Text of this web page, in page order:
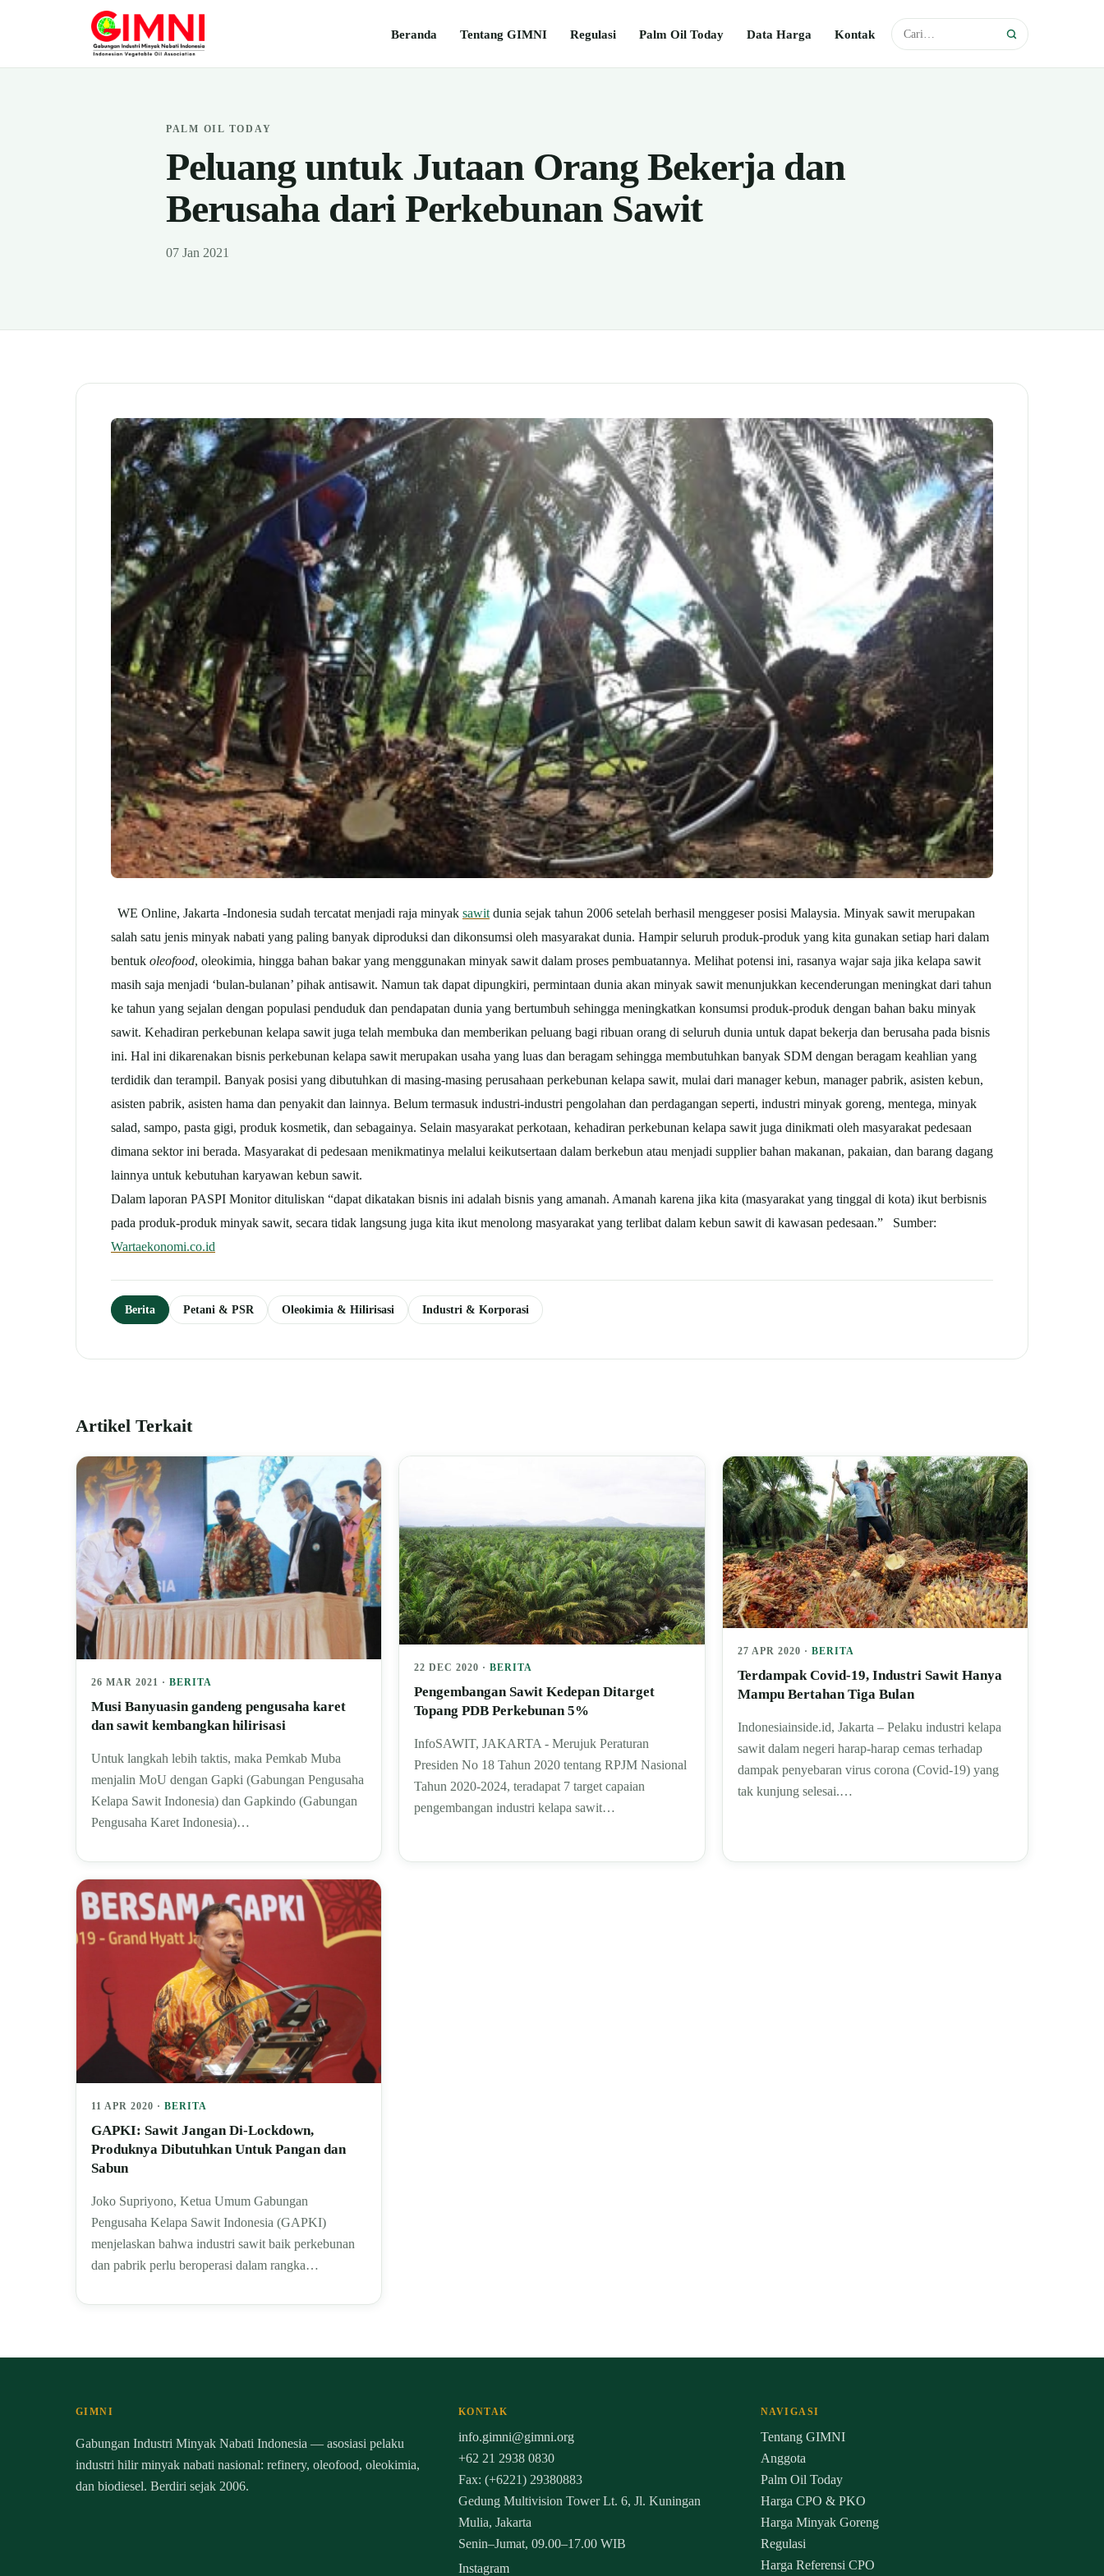
Beranda Tentang GIMNI Regulasi Palm Oil Today Data Harga Kontak
PALM OIL TODAY
Peluang untuk Jutaan Orang Bekerja dan
Berusaha dari Perkebunan Sawit
07 Jan 2021
WE Online, Jakarta -Indonesia sudah tercatat menjadi raja minyak sawitdunia sejak tahun 2006 setelah berhasil menggeser posisi Malaysia. Minyak sawit merupakan
salah satu jenis minyak nabati yang paling banyak diproduksi dan dikonsumsi oleh masyarakat dunia. Hampir seluruh produk-produk yang kita gunakan setiap hari dalam
bentuk oleofood, oleokimia, hingga bahan bakar yang menggunakan minyak sawit dalam proses pembuatannya. Melihat potensi ini, rasanya wajar saja jika kelapa sawit
masih saja menjadi ‘bulan-bulanan’ pihak antisawit. Namun tak dapat dipungkiri, permintaan dunia akan minyak sawit menunjukkan kecenderungan meningkat dari tahun
ke tahun yang sejalan dengan populasi penduduk dan pendapatan dunia yang bertumbuh sehingga meningkatkan konsumsi produk-produk dengan bahan baku minyak
sawit. Kehadiran perkebunan kelapa sawit juga telah membuka dan memberikan peluang bagi ribuan orang di seluruh dunia untuk dapat bekerja dan berusaha pada bisnis
ini. Hal ini dikarenakan bisnis perkebunan kelapa sawit merupakan usaha yang luas dan beragam sehingga membutuhkan banyak SDM dengan beragam keahlian yang
terdidik dan terampil. Banyak posisi yang dibutuhkan di masing-masing perusahaan perkebunan kelapa sawit, mulai dari manager kebun, manager pabrik, asisten kebun,
asisten pabrik, asisten hama dan penyakit dan lainnya. Belum termasuk industri-industri pengolahan dan perdagangan seperti, industri minyak goreng, mentega, minyak
salad, sampo, pasta gigi, produk kosmetik, dan sebagainya. Selain masyarakat perkotaan, kehadiran perkebunan kelapa sawit juga dinikmati oleh masyarakat pedesaan
dimana sektor ini berada. Masyarakat di pedesaan menikmatinya melalui keikutsertaan dalam berkebun atau menjadi supplier bahan makanan, pakaian, dan barang dagang
lainnya untuk kebutuhan karyawan kebun sawit.
Dalam laporan PASPI Monitor dituliskan “dapat dikatakan bisnis ini adalah bisnis yang amanah. Amanah karena jika kita (masyarakat yang tinggal di kota) ikut berbisnis
pada produk-produk minyak sawit, secara tidak langsung juga kita ikut menolong masyarakat yang terlibat dalam kebun sawit di kawasan pedesaan.” Sumber:
Wartaekonomi.co.id
Berita Petani & PSR Oleokimia & Hilirisasi Industri & Korporasi
Artikel Terkait
26 MAR 2021 · BERITA
Musi Banyuasin gandeng pengusaha karet
dan sawit kembangkan hilirisasi
Untuk langkah lebih taktis, maka Pemkab Muba
menjalin MoU dengan Gapki (Gabungan Pengusaha
Kelapa Sawit Indonesia) dan Gapkindo (Gabungan
Pengusaha Karet Indonesia)…
22 DEC 2020 ·BERITA
Pengembangan Sawit Kedepan Ditarget
Topang PDB Perkebunan 5%
InfoSAWIT, JAKARTA - Merujuk Peraturan
Presiden No 18 Tahun 2020 tentang RPJM Nasional
Tahun 2020-2024, teradapat 7 target capaian
pengembangan industri kelapa sawit…
27 APR 2020 · BERITA
Terdampak Covid-19, Industri Sawit Hanya
Mampu Bertahan Tiga Bulan
Indonesiainside.id, Jakarta – Pelaku industri kelapa
sawit dalam negeri harap-harap cemas terhadap
dampak penyebaran virus corona (Covid-19) yang
tak kunjung selesai.…
11 APR 2020 · BERITA
GAPKI: Sawit Jangan Di-Lockdown,
Produknya Dibutuhkan Untuk Pangan dan
Sabun
Joko Supriyono, Ketua Umum Gabungan
Pengusaha Kelapa Sawit Indonesia (GAPKI)
menjelaskan bahwa industri sawit baik perkebunan
dan pabrik perlu beroperasi dalam rangka…
GIMNI
Gabungan Industri Minyak Nabati Indonesia — asosiasi pelaku
industri hilir minyak nabati nasional: refinery, oleofood, oleokimia,
dan biodiesel. Berdiri sejak 2006.
KONTAK
info.gimni@gimni.org
+62 21 2938 0830
Fax: (+6221) 29380883
Gedung Multivision Tower Lt. 6, Jl. Kuningan
Mulia, Jakarta
Senin–Jumat, 09.00–17.00 WIB
Instagram
NAVIGASI
Tentang GIMNI
Anggota
Palm Oil Today
Harga CPO & PKO
Harga Minyak Goreng
Regulasi
Harga Referensi CPO